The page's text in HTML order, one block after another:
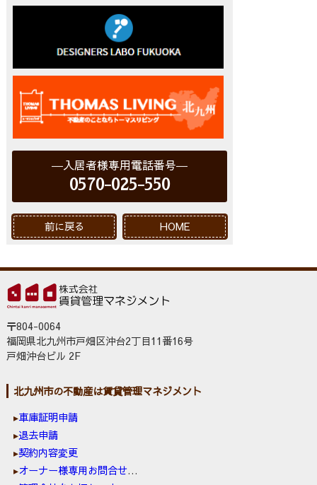
入居者様専用電話番号
0570-025-550
前に戻る HOME
〒804-0064
福岡県北九州市戸畑区沖台2丁目11番16号
戸畑沖台ビル 2F
北九州市の不動産は賃貸管理マネジメント
車庫証明申請
退去申請
契約内容変更
オーナー様専用お問合せ窓口